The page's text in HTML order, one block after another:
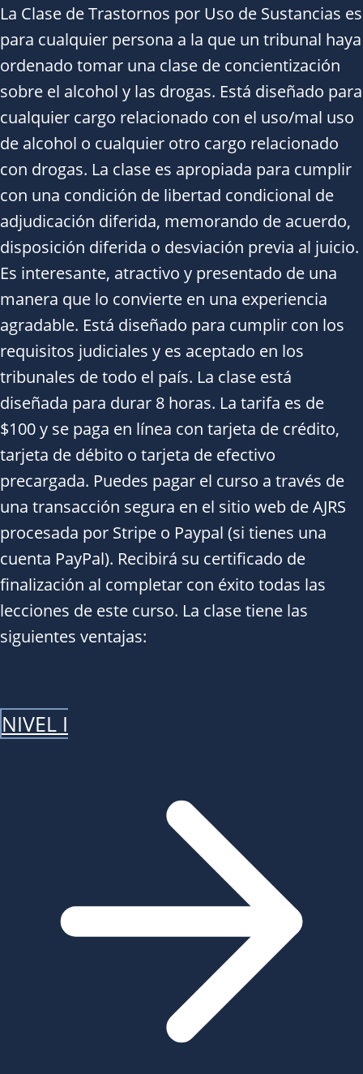
La Clase de Trastornos por Uso de Sustancias es
para cualquier persona a la que un tribunal haya
ordenado tomar una clase de concientización
sobre el alcohol y las drogas. Está diseñado para
cualquier cargo relacionado con el uso/mal uso
de alcohol o cualquier otro cargo relacionado
con drogas. La clase es apropiada para cumplir
con una condición de libertad condicional de
adjudicación diferida, memorando de acuerdo,
disposición diferida o desviación previa al juicio.
Es interesante, atractivo y presentado de una
manera que lo convierte en una experiencia
agradable. Está diseñado para cumplir con los
requisitos judiciales y es aceptado en los
tribunales de todo el país. La clase está
diseñada para durar 8 horas. La tarifa es de
$100 y se paga en línea con tarjeta de crédito,
tarjeta de débito o tarjeta de efectivo
precargada. Puedes pagar el curso a través de
una transacción segura en el sitio web de AJRS
procesada por Stripe o Paypal (si tienes una
cuenta PayPal). Recibirá su certificado de
finalización al completar con éxito todas las
lecciones de este curso. La clase tiene las
siguientes ventajas:
NIVEL I